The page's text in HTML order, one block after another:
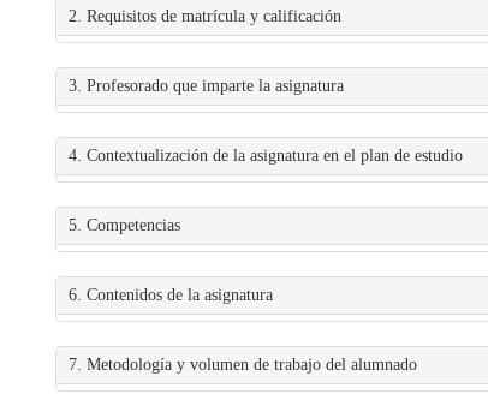
2. Requisitos de matrícula y calificación
3. Profesorado que imparte la asignatura
4. Contextualización de la asignatura en el plan de estudio
5. Competencias
6. Contenidos de la asignatura
7. Metodología y volumen de trabajo del alumnado